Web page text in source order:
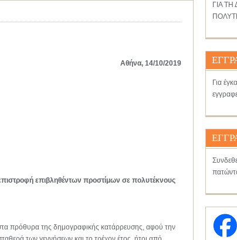
Αθήνα, 14/10/2019
επιβληθέντων προστίμων σε πολυτέκνους
πρόθυρα της δημογραφικής κατάρρευσης, αφού την
ΓΙΑ
Για